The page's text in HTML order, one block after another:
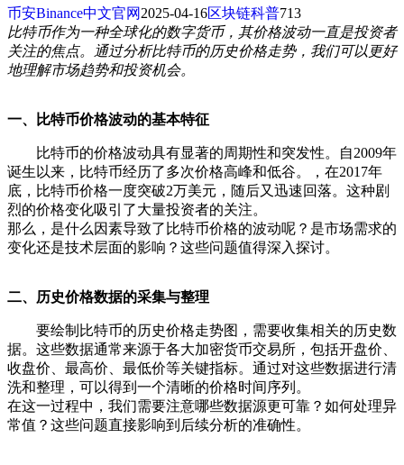
币安Binance中文官网 2025-04-16区块链科普713
比特币作为一种全球化的数字货币，其价格波动一直是投资者
关注的焦点。通过分析比特币的历史价格走势，我们可以更好
地理解市场趋势和投资机会。
一、比特币价格波动的基本特征
比特币的价格波动具有显著的周期性和突发性。自2009年
诞生以来，比特币经历了多次价格高峰和低谷。，在2017年
底，比特币价格一度突破2万美元，随后又迅速回落。这种剧
烈的价格变化吸引了大量投资者的关注。
那么，是什么因素导致了比特币价格的波动呢？是市场需求的
变化还是技术层面的影响？这些问题值得深入探讨。
二、历史价格数据的采集与整理
要绘制比特币的历史价格走势图，需要收集相关的历史数
据。这些数据通常来源于各大加密货币交易所，包括开盘价、
收盘价、最高价、最低价等关键指标。通过对这些数据进行清
洗和整理，可以得到一个清晰的价格时间序列。
在这一过程中，我们需要注意哪些数据源更可靠？如何处理异
常值？这些问题直接影响到后续分析的准确性。